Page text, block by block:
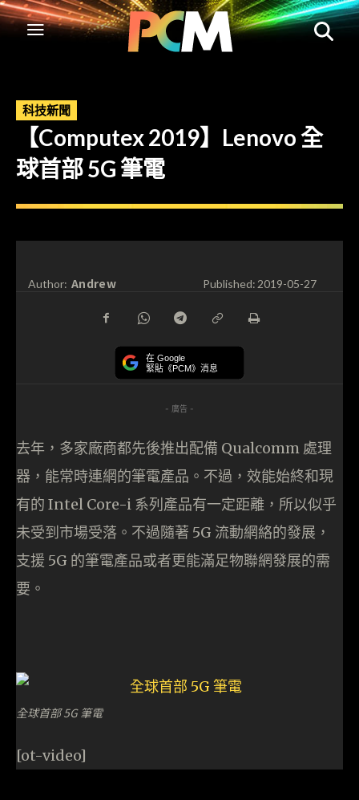
科技新聞
【Computex 2019】Lenovo 全
球首部 5G 筆電
Author: Andrew Published:2019-05-27
在 Google
緊貼《PCM》消息
- 廣告 -
去年，多家廠商都先後推出配備 Qualcomm 處理
器，能常時連網的筆電產品。不過，效能始終和現
有的 Intel Core-i 系列產品有一定距離，所以似乎
未受到市場受落。不過隨著 5G 流動網絡的發展，
支援 5G 的筆電產品或者更能滿足物聯網發展的需
要。
全球首部 5G 筆電
[ot-video]